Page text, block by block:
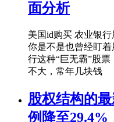
面分析
美国id购买 农业银
你是不是也曾经盯
行这种“巨无霸”股
不大，常年几块钱
股权结构的
例降至29.4%